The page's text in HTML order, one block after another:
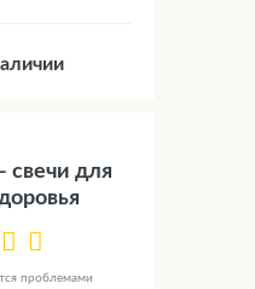
свечи для
проблемами